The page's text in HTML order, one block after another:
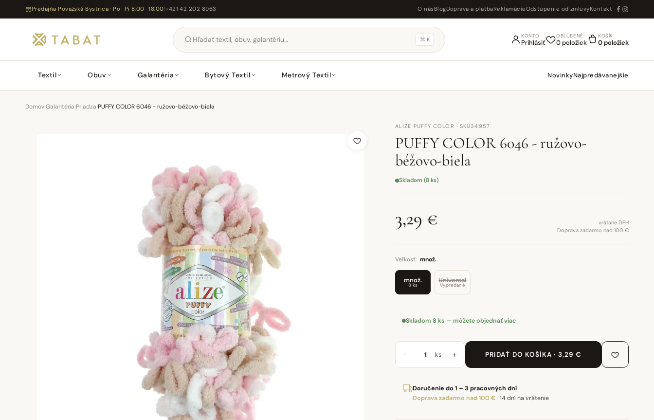
Predajňa Považská Bystrica · Po–Pi 8:00–18:00|+421 42 202 8963 O nás BlogDoprava a platbaReklamácieOdstúpenie od zmluvyKontakt
⌘ K
KONTO
Prihlásiť
OBĽÚBENÉ
0 položiek
KOŠÍK
0 položiek
Textil Obuv Galantéria Bytový Textil Metrový Textil NovinkyNajpredávanejšie
Domov›Galantéria›Priadza›PUFFY COLOR 6046 - ružovo-béžovo-biela
ALIZE PUFFY COLOR · SKU34957
PUFFY COLOR 6046 - ružovo-
béžovo-biela
Skladom (8 ks)
3,29 €
vrátane DPH
Doprava zadarmo nad 100 €
Veľkosť: množ.
množ.
8 ks
Universal
Vypredané
Skladom 8 ks — môžete objednať viac
− ks + PRIDAŤ DO KOŠÍKA · 3,29 €
Doručenie do 1 – 3 pracovných dní
Doprava zadarmo nad 100 € ·14 dní na vrátenie